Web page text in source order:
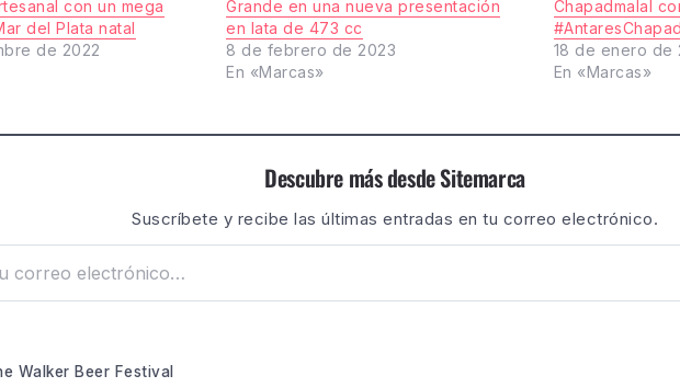
con un mega
del Plata natal
de 2022
Grande en una nueva presentación
en lata de 473 cc
8 de febrero de 2023
En «Marcas»
Chapadmalal
18 de enero de
En «Marcas»
Descubre más desde Sitemarca
Suscríbete y recibe las últimas entradas en tu correo electrónico.
Walker Beer Festival